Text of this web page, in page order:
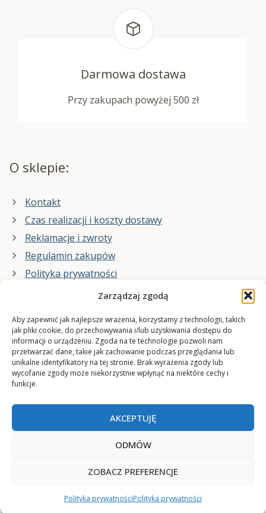
Zarządzaj zgodą
Aby zapewnić jak najlepsze wrażenia, korzystamy z technologii, takich
jak pliki cookie, do przechowywania i/lub uzyskiwania dostępu do
informacji o urządzeniu. Zgoda na te technologie pozwoli nam
przetwarzać dane, takie jak zachowanie podczas przeglądania lub
unikalne identyfikatory na tej stronie. Brak wyrażenia zgody lub
wycofanie zgody może niekorzystnie wpłynąć na niektóre cechy i
funkcje.
AKCEPTUJĘ
ODMÓW
ZOBACZ PREFERENCJE
Polityka prywatnościPolityka prywatności
Darmowa dostawa
Przy zakupach powyżej 500 zł
O sklepie:
Kontakt
Czas realizacji i koszty dostawy
Reklamacje i zwroty
Regulamin zakupów
Polityka prywatności
Co zrobimy dla Ciebie:
projekty plakatów na zamówienie
wydrukuj swój plakat
© 2006-2025 Plakatynasciany.pl